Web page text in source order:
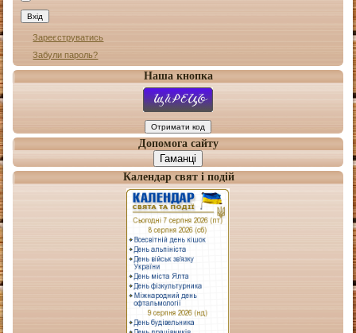
Зареєструватись
Забули пароль?
Наша кнопка
Допомога сайту
Гаманці
Календар свят і подій